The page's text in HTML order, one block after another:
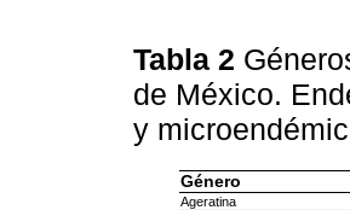
Tabla 2
de México.
y
Género
Ageratina